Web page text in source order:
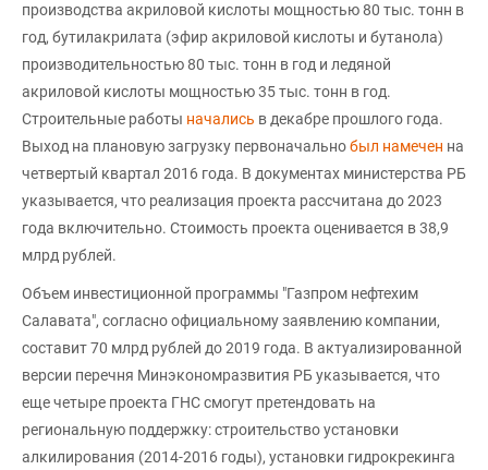
производства акриловой кислоты мощностью 80 тыс. тонн в
год, бутилакрилата (эфир акриловой кислоты и бутанола)
производительностью 80 тыс. тонн в год и ледяной
акриловой кислоты мощностью 35 тыс. тонн в год.
Строительные работы начались в декабре прошлого года.
Выход на плановую загрузку первоначальнобыл намечен на
четвертый квартал 2016 года. В документах министерства РБ
указывается, что реализация проекта рассчитана до 2023
года включительно. Стоимость проекта оценивается в 38,9
млрд рублей.
Объем инвестиционной программы "Газпром нефтехим
Салавата", согласно официальному заявлению компании,
составит 70 млрд рублей до 2019 года. В актуализированной
версии перечня Минэкономразвития РБ указывается, что
еще четыре проекта ГНС смогут претендовать на
региональную поддержку: строительство установки
алкилирования (2014-2016 годы), установки гидрокрекинга